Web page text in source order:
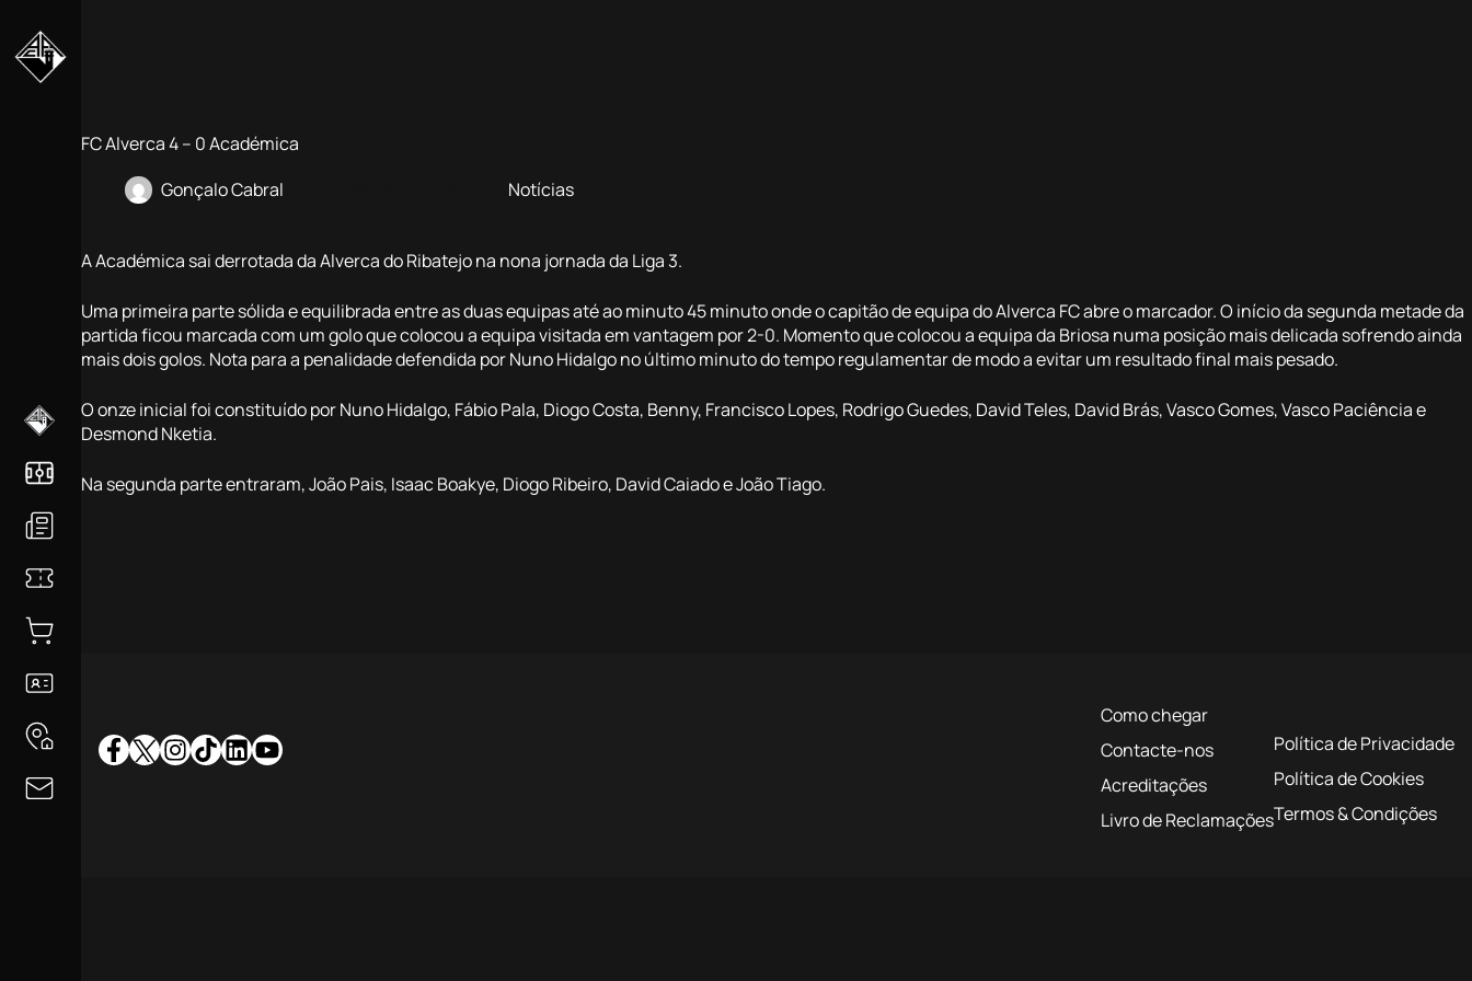
para
conteúdo
FC Alverca 4 – 0 Académica
Gonçalo Cabral
Notícias
A Académica sai derrotada da Alverca do Ribatejo na nona jornada da Liga 3.
Uma primeira parte sólida e equilibrada entre as duas equipas até ao minuto 45 minuto onde o capitão de equipa do Alverca FC abre o marcador. O início da segunda metade da
partida ficou marcada com um golo que colocou a equipa visitada em vantagem por 2-0. Momento que colocou a equipa da Briosa numa posição mais delicada sofrendo ainda
mais dois golos. Nota para a penalidade defendida por Nuno Hidalgo no último minuto do tempo regulamentar de modo a evitar um resultado final mais pesado.
O onze inicial foi constituído por Nuno Hidalgo, Fábio Pala, Diogo Costa, Benny, Francisco Lopes, Rodrigo Guedes, David Teles, David Brás, Vasco Gomes, Vasco Paciência e
Desmond Nketia.
Na segunda parte entraram, João Pais, Isaac Boakye, Diogo Ribeiro, David Caiado e João Tiago.
Como chegar
Contacte-nos
Acreditações
Livro de Reclamações
Política de Privacidade
Política de Cookies
Termos & Condições